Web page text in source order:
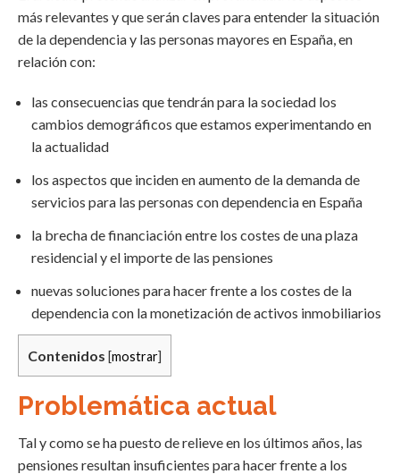
más relevantes y que serán claves para entender la situación
de la dependencia y las personas mayores en España, en
relación con:
las consecuencias que tendrán para la sociedad los
cambios demográficos que estamos experimentando en
la actualidad
los aspectos que inciden en aumento de la demanda de
servicios para las personas con dependencia en España
la brecha de financiación entre los costes de una plaza
residencial y el importe de las pensiones
nuevas soluciones para hacer frente a los costes de la
dependencia con la monetización de activos inmobiliarios
Contenidos [mostrar]
Problemática actual
Tal y como se ha puesto de relieve en los últimos años, las
pensiones resultan insuficientes para hacer frente a los